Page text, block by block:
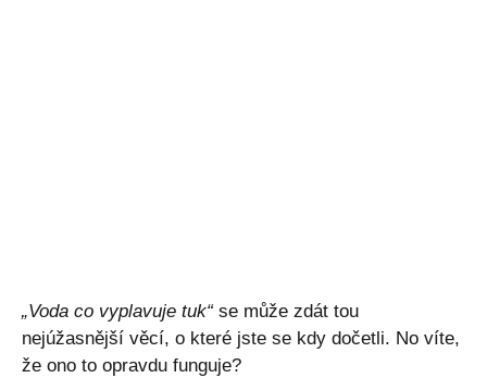
„Voda co vyplavuje tuk“ se může zdát tou
nejúžasnější věcí, o které jste se kdy dočetli. No víte,
že ono to opravdu funguje?